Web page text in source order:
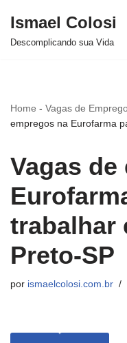
Avançar
Ismael Colosi
Descomplicando sua Vida
Home - Vagas de
empregos na Eurofarma
Vagas
trabalhar
Preto-SP
por ismaelcolosi.com.br